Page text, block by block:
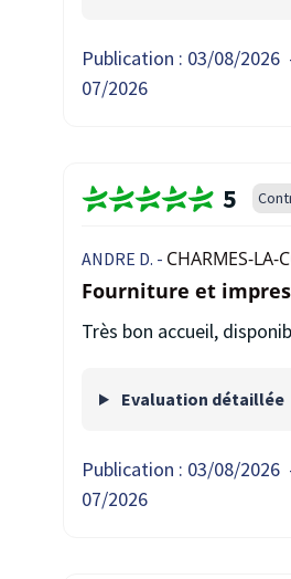
Publication : 03/08/2026
07/2026
5
ANDRE D. - CHARMES-LA-
Fourniture et
Très bon accueil,
Evaluation détaillée
Publication : 03/08/2026
07/2026